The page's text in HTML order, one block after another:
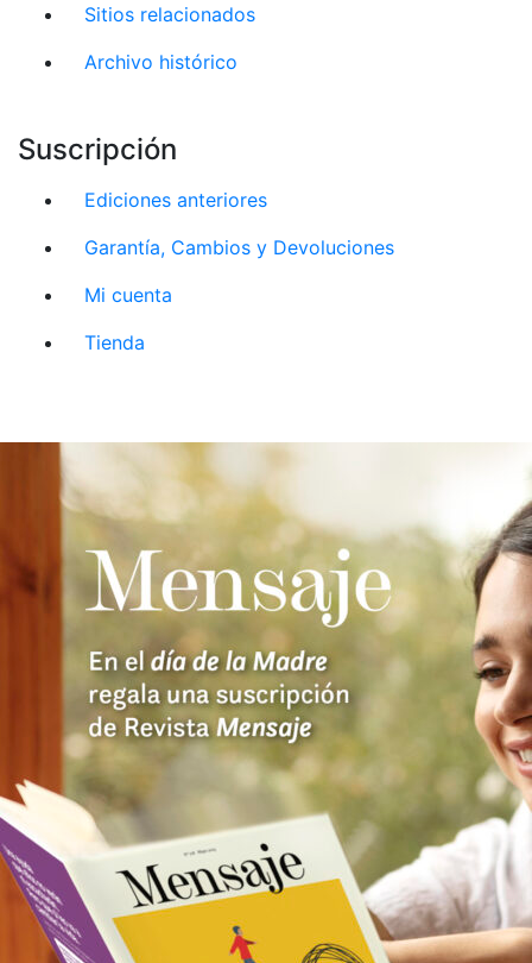
Sitios relacionados
Archivo histórico
Suscripción
Ediciones anteriores
Garantía, Cambios y Devoluciones
Mi cuenta
Tienda